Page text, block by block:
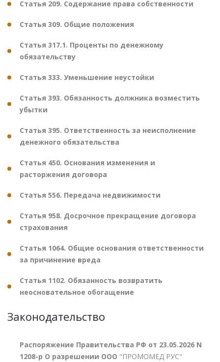
Статья 209. Содержание права собственности
Статья 309. Общие положения
Статья 317.1. Проценты по денежному
обязательству
Статья 333. Уменьшение неустойки
Статья 393. Обязанность должника возместить
убытки
Статья 395. Ответственность за неисполнение
денежного обязательства
Статья 450. Основания изменения и
расторжения договора
Статья 556. Передача недвижимости
Статья 958. Досрочное прекращение договора
страхования
Статья 1064. Общие основания ответственности
за причинение вреда
Статья 1102. Обязанность возвратить
неосновательное обогащение
Законодательство
Распоряжение Правительства РФ от 23.05.2026 N
1208-р О разрешении ООО "ПРОМОМЕД РУС"